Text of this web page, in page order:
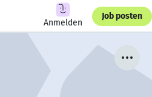
Anmelden
Job posten